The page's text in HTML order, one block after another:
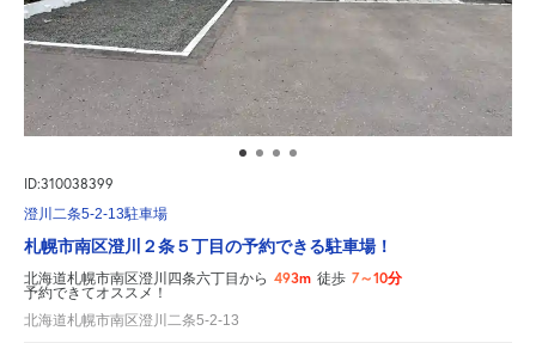
ID:310038399
澄川二条5-2-13駐車場
札幌市南区澄川２条５丁目の予約できる駐車場！
北海道札幌市南区澄川四条六丁目から 493m 徒歩 7～10分
予約できてオススメ！
北海道札幌市南区澄川二条5-2-13